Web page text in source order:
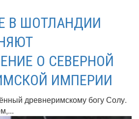
В ШОТЛАНДИИ
О СЕВЕРНОЙ
ИМПЕРИИ
древнеримскому богу Солу.